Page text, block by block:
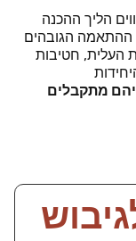
הליך ההכנה
ההתאמה הגובהים
העלית, חטיבות
מתקבלים